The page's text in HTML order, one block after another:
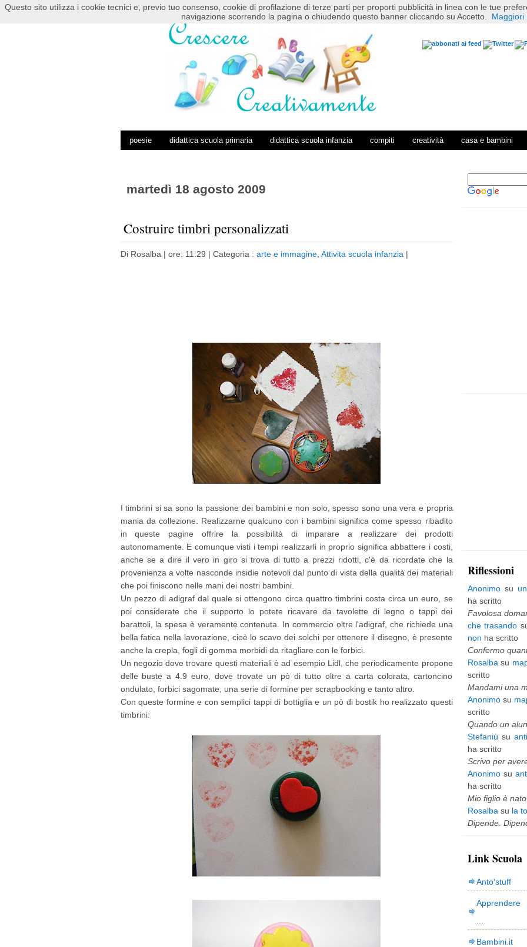
HOME POSTS RSS COMMENTS RSS
poesie didattica scuola primaria didattica scuola infanzia compiti creatività casa e bambini
martedì 18 agosto 2009
Costruire timbri personalizzati
Di Rosalba | ore: 11:29 | Categoria : arte e immagine, Attivita scuola infanzia |
I timbrini si sa sono la passione dei bambini e non solo, spesso sono una vera e propria
mania da collezione. Realizzarne qualcuno con i bambini significa come spesso ribadito
in queste pagine offrire la possibilità di imparare a realizzare dei prodotti
autonomamente. E comunque visti i tempi realizzarli in proprio significa abbattere i costi,
anche se a dire il vero in giro si trova di tutto a prezzi ridotti, c'è da ricordate che la
provenienza a volte nasconde insidie notevoli dal punto di vista della qualità dei materiali
che poi finiscono nelle mani dei nostri bambini.
Un pezzo di adigraf dal quale si ottengono circa quattro timbrini costa circa un euro, se
poi considerate che il supporto lo potete ricavare da tavolette di legno o tappi dei
barattoli, la spesa è veramente contenuta. In commercio oltre l'adigraf, che richiede una
bella fatica nella lavorazione, cioè lo scavo dei solchi per ottenere il disegno, è presente
anche la crepla, fogli di gomma morbidi da ritagliare con le forbici.
Un negozio dove trovare questi materiali è ad esempio Lidl, che periodicamente propone
delle buste a 4.9 euro, dove trovate un pò di tutto oltre a carta colorata, cartoncino
ondulato, forbici sagomate, una serie di formine per scrapbooking e tanto altro.
Con queste formine e con semplici tappi di bottiglia e un pò di bostik ho realizzato questi
timbrini:
s
t
p
i
ù
v
e
h
o
Riflessioni
Anonimosu
ha scritto
Favolosa
che trasando
non ha scritto
Confermo
Rosalba su
scritto
Mandami una
Anonimosu
scritto
Quando un
Stefaniù su
ha scritto
Scrivo per avere
Anonimosu
ha scritto
Mio figlio è nato
Rosalba su la
Dipende.
Link Scuola
Anto'stuff
Bambini.it
Questo sito utilizza i cookie tecnici e, previo tuo consenso, cookie di profilazione di terze parti per proporti pubblicità in linea con le tue
navigazione scorrendo la pagina o chiudendo questo banner cliccando su Accetto.
Maggiori